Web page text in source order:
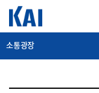
소통광장